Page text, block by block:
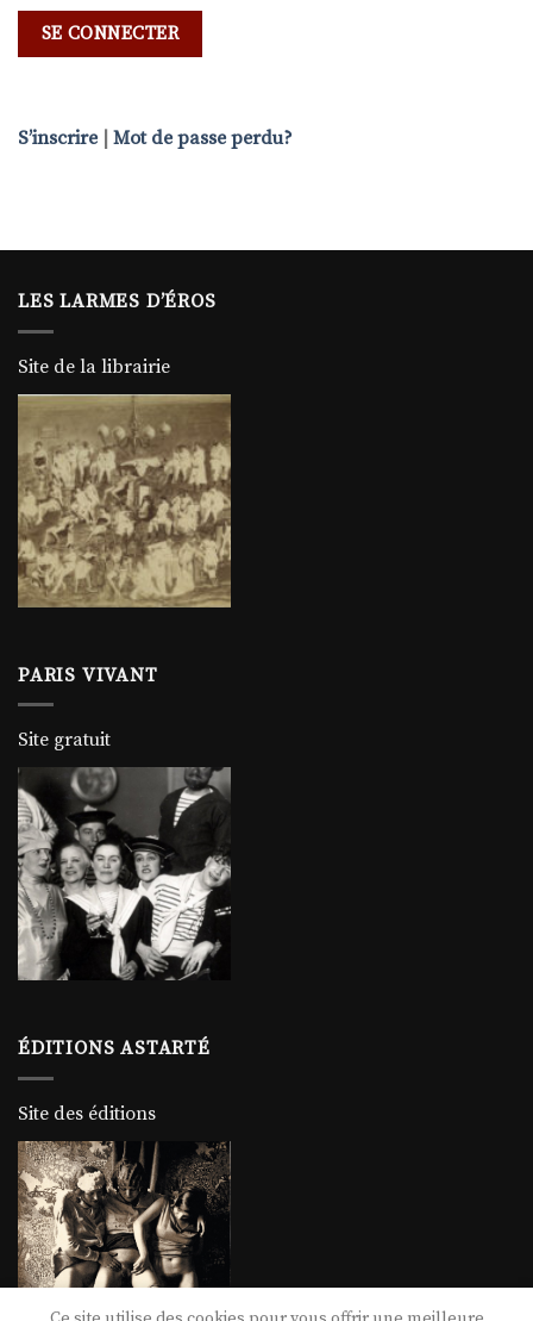
S’inscrire Mot de passe perdu?
LES LARMES D’ÉROS
Site de la librairie
PARIS VIVANT
Site gratuit
ÉDITIONS ASTARTÉ
Site des éditions